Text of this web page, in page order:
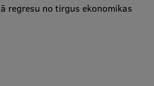
regresu no tirgus ekonomikas